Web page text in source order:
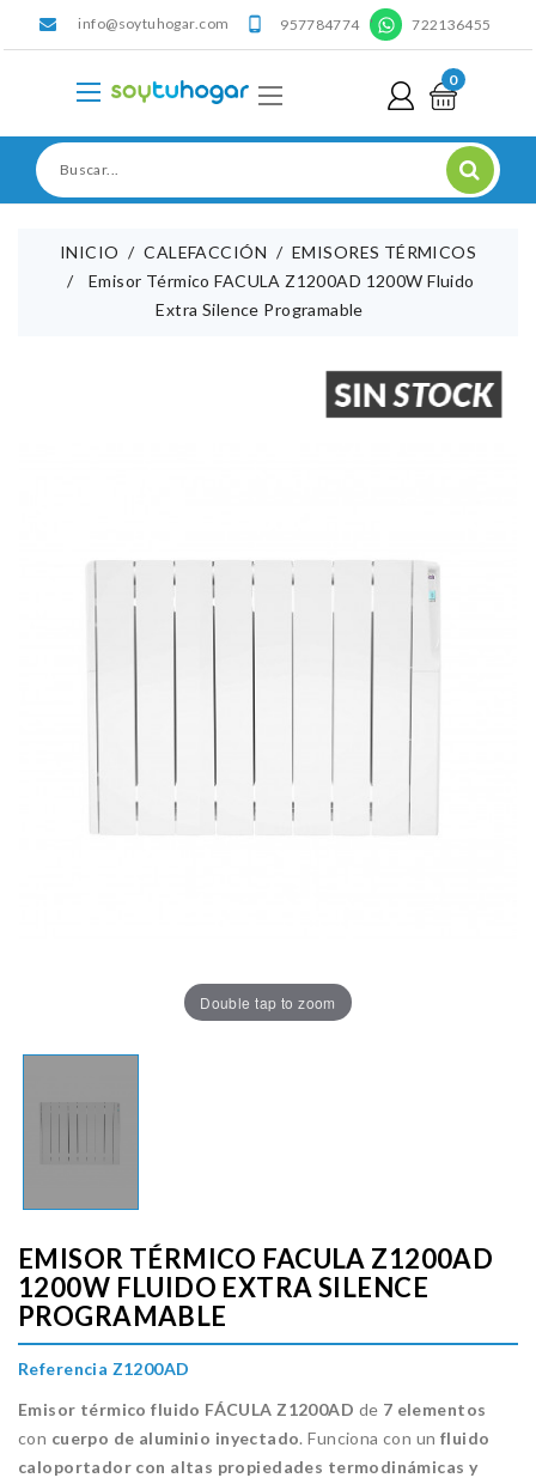
info@soytuhogar.com  957784774 ' 722136455
0
INICIO CALEFACCIÓN
EMISORES TÉRMICOS
Emisor Térmico FACULA Z1200AD 1200W Fluido
Extra Silence Programable
Double tap to zoom
EMISOR TÉRMICO FACULA Z1200AD
1200W FLUIDO EXTRA SILENCE
PROGRAMABLE
Referencia Z1200AD
Emisor térmico fluido FÁCULA Z1200AD de 7 elementos
con cuerpo de aluminio inyectado. Funciona con unfluido
caloportador con altas propiedades termodinámicas y